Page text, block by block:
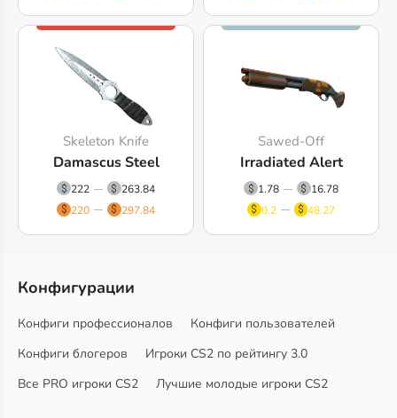
Skeleton Knife
Damascus Steel
222
263.84
220
297.84
Sawed-Off
Irradiated Alert
1.78
16.78
0.2
48.27
Конфигурации
Конфиги профессионалов
Конфиги пользователей
Конфиги блогеров
Игроки CS2 по рейтингу 3.0
Все PRO игроки CS2
Лучшие молодые игроки CS2